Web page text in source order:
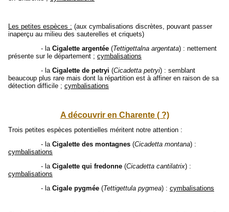
Les petites espèces : (aux cymbalisations discrètes, pouvant passer
inaperçu au milieu des sauterelles et criquets)
- la Cigalette argentée (Tettigettalna argentata) : nettement
présente sur le département ; cymbalisations
- la Cigalette de petryi (Cicadetta petryi) : semblant
beaucoup plus rare mais dont la répartition est à affiner en raison de sa
détection difficile ; cymbalisations
A découvrir en Charente ( ?)
Trois petites espèces potentielles méritent notre attention :
- la Cigalette des montagnes (Cicadetta montana) :
cymbalisations
- la Cigalette qui fredonne (Cicadetta cantilatrix) :
cymbalisations
- la Cigale pygmée (Tettigettula pygmea) : cymbalisations